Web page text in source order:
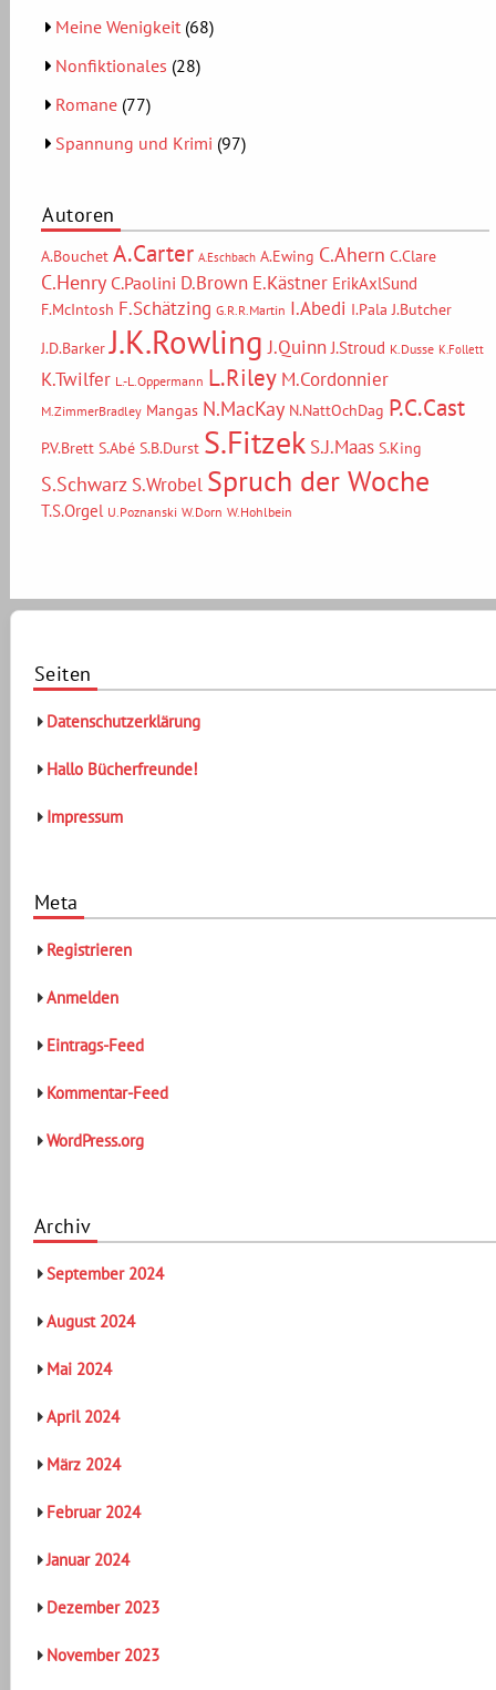
Meine Wenigkeit (68)
Nonfiktionales (28)
Romane (77)
Spannung und Krimi (97)
Autoren
A.Bouchet A.Carter A.Eschbach A.Ewing C.Ahern C.Clare
C.Henry C.Paolini D.Brown E.Kästner ErikAxlSund
F.McIntosh F.Schätzing G.R.R.Martin I.Abedi I.Pala J.Butcher
J.D.Barker J.K.Rowling J.Quinn J.Stroud K.Dusse K.Follett
K.Twilfer L.-L.Oppermann L.Riley M.Cordonnier
M.ZimmerBradley Mangas N.MacKay N.NattOchDag P.C.Cast
P.V.Brett S.Abé S.B.Durst S.Fitzek S.J.Maas S.King
S.Schwarz S.Wrobel Spruch der Woche
T.S.Orgel U.Poznanski W.Dorn W.Hohlbein
Seiten
Datenschutzerklärung
Hallo Bücherfreunde!
Impressum
Meta
Registrieren
Anmelden
Eintrags-Feed
Kommentar-Feed
WordPress.org
Archiv
September 2024
August 2024
Mai 2024
April 2024
März 2024
Februar 2024
Januar 2024
Dezember 2023
November 2023